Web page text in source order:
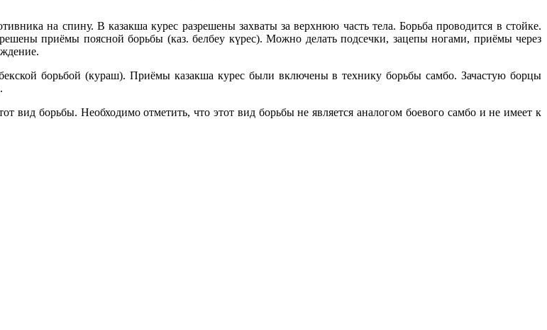
на спину. В казакша курес разрешены захваты за верхнюю часть тела. Борьба проводится в стойке.
приёмы поясной борьбы (каз. белбеу күрес). Можно делать подсечки, зацепы ногами, приёмы через
борьбой (кураш). Приёмы казакша курес были включены в технику борьбы самбо. Зачастую борцы
вид борьбы. Необходимо отметить, что этот вид борьбы не является аналогом боевого самбо и не имеет к